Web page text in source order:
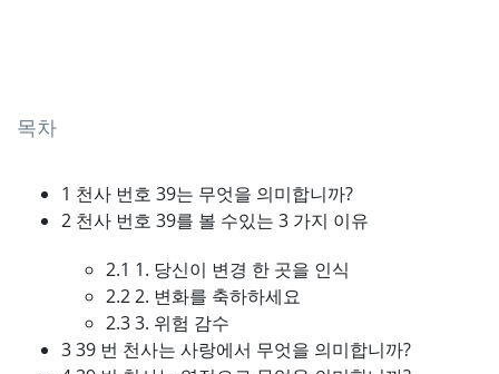
목차
1 천사 번호 39는 무엇을 의미합니까?
2 천사 번호 39를 볼 수있는 3 가지 이유
2.1 1. 당신이 변경 한 곳을 인식
2.2 2. 변화를 축하하세요
2.3 3. 위험 감수
3 39 번 천사는 사랑에서 무엇을 의미합니까?